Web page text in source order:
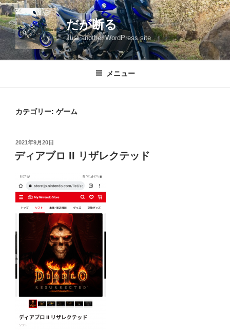
コ
ン
テ
ン
ツ
だが断る
Just another WordPress site
メニュー
カテゴリー: ゲーム
投
稿
日:
2021年9月20日
ディアブロ II リザレクテッド